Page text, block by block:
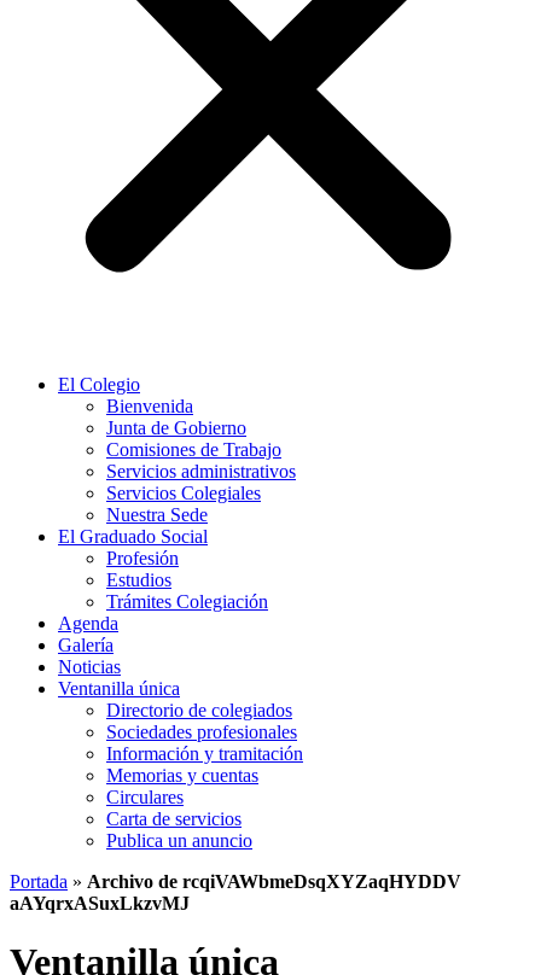
El Colegio
Bienvenida
Junta de Gobierno
Comisiones de Trabajo
Servicios administrativos
Servicios Colegiales
Nuestra Sede
El Graduado Social
Profesión
Estudios
Trámites Colegiación
Agenda
Galería
Noticias
Ventanilla única
Directorio de colegiados
Sociedades profesionales
Información y tramitación
Memorias y cuentas
Circulares
Carta de servicios
Publica un anuncio
Portada » Archivo de rcqiVAWbmeDsqXYZaqHYDDV
aAYqrxASuxLkzvMJ
Ventanilla única